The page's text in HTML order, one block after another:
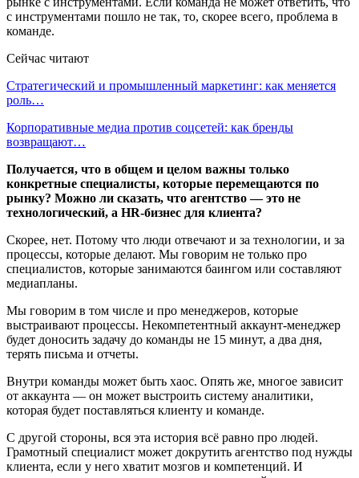
с инструментами пошло не так, то, скорее всего, проблема в
команде.
Сейчас читают
Стратегический и промышленный маркетинг: как меняется
роль…
Корпоративные медиа против соцсетей: как бренды
возвращают…
Получается, что в общем и целом важны только
конкретные специалисты, которые перемещаются по
рынку? Можно ли сказать, что агентство — это не
технологический, а HR-бизнес для клиента?
Скорее, нет. Потому что люди отвечают и за технологии, и за
процессы, которые делают. Мы говорим не только про
специалистов, которые занимаются баингом или составляют
медиапланы.
Мы говорим в том числе и про менеджеров, которые
выстраивают процессы. Некомпетентный аккаунт-менеджер
будет доносить задачу до команды не 15 минут, а два дня,
терять письма и отчеты.
Внутри команды может быть хаос. Опять же, многое зависит
от аккаунта — он может выстроить систему аналитики,
которая будет поставляться клиенту и команде.
С другой стороны, вся эта история всё равно про людей.
Грамотный специалист может докрутить агентство под нужды
клиента, если у него хватит мозгов и компетенций. И